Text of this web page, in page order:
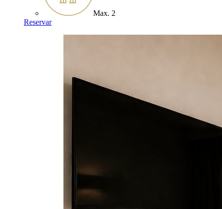
Max. 2
Reservar